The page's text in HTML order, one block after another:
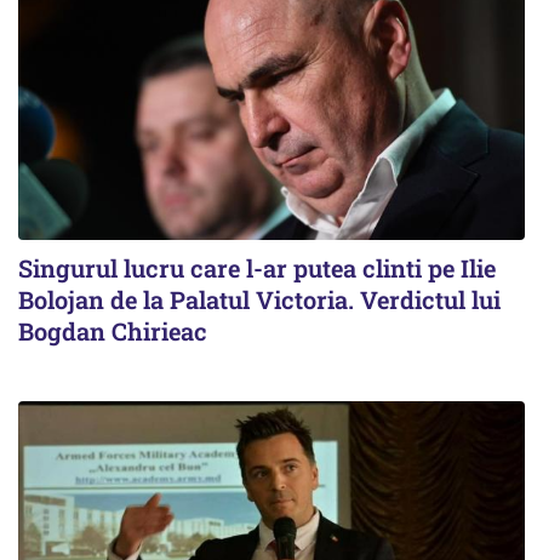
Singurul lucru care l-ar putea clinti pe Ilie
Bolojan de la Palatul Victoria. Verdictul lui
Bogdan Chirieac